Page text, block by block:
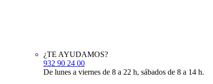
¿TE AYUDAMOS?
932 90 24 00
De lunes a viernes de 8 a 22 h, sábados de 8 a 14 h.